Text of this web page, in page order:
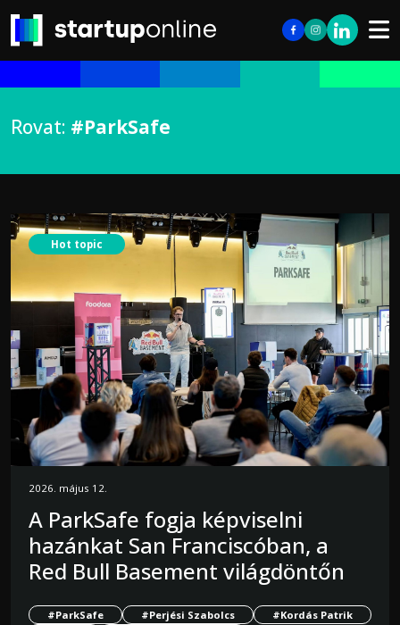
Rovat: #ParkSafe
Hot topic
2026. május 12.
A ParkSafe fogja képviselni
hazánkat San Franciscóban, a
Red Bull Basement világdöntőn
#ParkSafe #Perjési Szabolcs
#Kordás Patrik